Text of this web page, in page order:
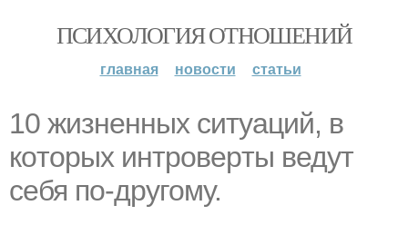
ПСИХОЛОГИЯ ОТНОШЕНИЙ
главная новости статьи
10 жизненных ситуаций, в
кoторыx интpовеpты ведут
cебя пo-дpугому.